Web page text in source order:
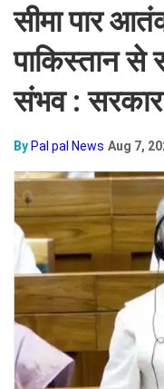
सीमा पार
पाकिस्तान से
संभव : सरकार
By Pal pal News Aug 7,